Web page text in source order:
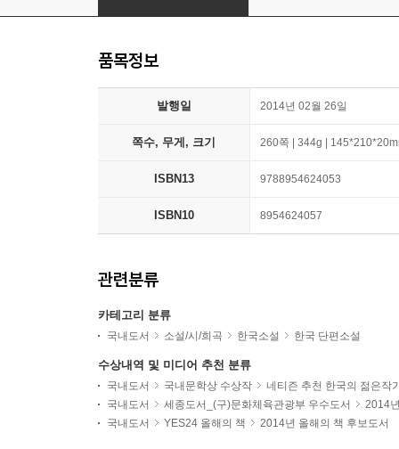
품목정보
발행일 2014년 02월 26일
쪽수, 무게, 크기 260쪽 | 344g |
ISBN13 9788954624053
ISBN10 8954624057
관련분류
카테고리 분류
국내도서 소설/시/희곡 한국소설 한국 단편소설
수상내역 및 미디어 추천 분류
국내도서 국내문학상 수상작
네티즌 추천 한국의 젊은작
국내도서
세종도서_(구)문화체육관광부 우수도서
2014
국내도서
YES24 올해의 책 2014년 올해의 책 후보도서